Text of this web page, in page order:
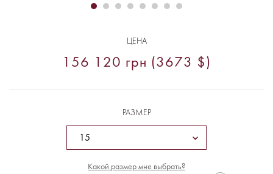
ЦЕНА
156 120 грн (3673 $)
РАЗМЕР
Какой размер мне выбрать?